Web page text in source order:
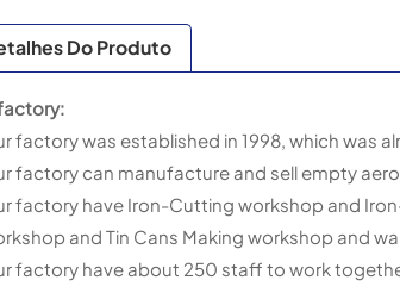
Do Produto
:
factory was established in 1998, which was
factory can manufacture and sell empty
factory have Iron-Cutting workshop and
and Tin Cans Making workshop and
factory have about 250 staff to work